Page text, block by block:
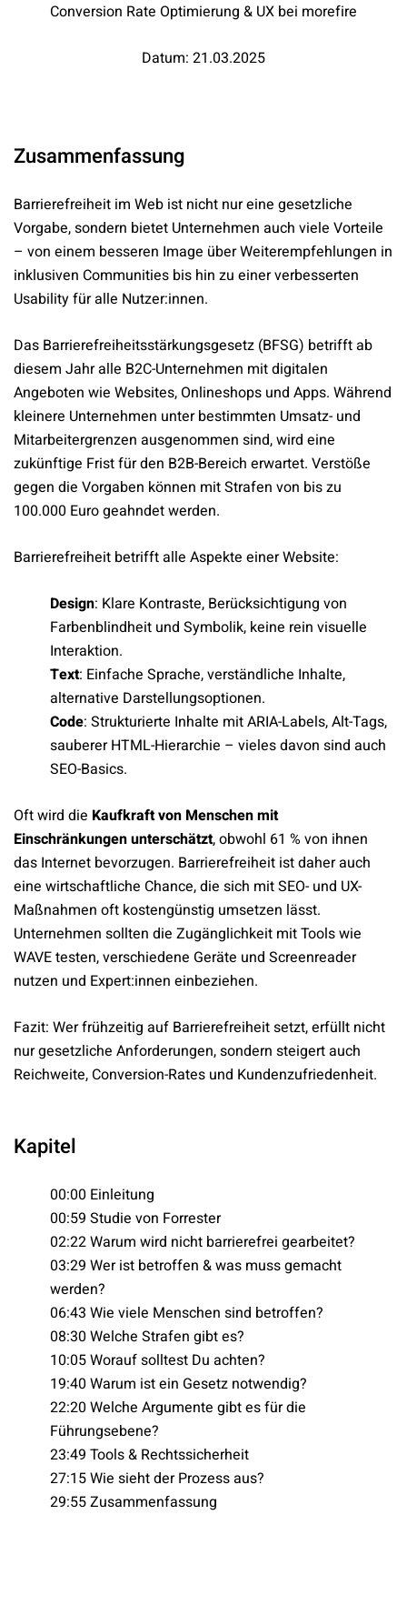
Conversion Rate Optimierung & UX bei morefire
Datum: 21.03.2025
Zusammenfassung
Barrierefreiheit im Web ist nicht nur eine gesetzliche
Vorgabe, sondern bietet Unternehmen auch viele Vorteile
– von einem besseren Image über Weiterempfehlungen in
inklusiven Communities bis hin zu einer verbesserten
Usability für alle Nutzer:innen.
Das Barrierefreiheitsstärkungsgesetz (BFSG) betrifft ab
diesem Jahr alle B2C-Unternehmen mit digitalen
Angeboten wie Websites, Onlineshops und Apps. Während
kleinere Unternehmen unter bestimmten Umsatz- und
Mitarbeitergrenzen ausgenommen sind, wird eine
zukünftige Frist für den B2B-Bereich erwartet. Verstöße
gegen die Vorgaben können mit Strafen von bis zu
100.000 Euro geahndet werden.
Barrierefreiheit betrifft alle Aspekte einer Website:
Design: Klare Kontraste, Berücksichtigung von
Farbenblindheit und Symbolik, keine rein visuelle
Interaktion.
Text: Einfache Sprache, verständliche Inhalte,
alternative Darstellungsoptionen.
Code: Strukturierte Inhalte mit ARIA-Labels, Alt-Tags,
sauberer HTML-Hierarchie – vieles davon sind auch
SEO-Basics.
Oft wird die Kaufkraft von Menschen mit
Einschränkungen unterschätzt, obwohl 61 % von ihnen
das Internet bevorzugen. Barrierefreiheit ist daher auch
eine wirtschaftliche Chance, die sich mit SEO- und UX-
Maßnahmen oft kostengünstig umsetzen lässt.
Unternehmen sollten die Zugänglichkeit mit Tools wie
WAVE testen, verschiedene Geräte und Screenreader
nutzen und Expert:innen einbeziehen.
Fazit: Wer frühzeitig auf Barrierefreiheit setzt, erfüllt nicht
nur gesetzliche Anforderungen, sondern steigert auch
Reichweite, Conversion-Rates und Kundenzufriedenheit.
Kapitel
00:00 Einleitung
00:59 Studie von Forrester
02:22 Warum wird nicht barrierefrei gearbeitet?
03:29 Wer ist betroffen & was muss gemacht
werden?
06:43 Wie viele Menschen sind betroffen?
08:30 Welche Strafen gibt es?
10:05 Worauf solltest Du achten?
19:40 Warum ist ein Gesetz notwendig?
22:20 Welche Argumente gibt es für die
Führungsebene?
23:49 Tools & Rechtssicherheit
27:15 Wie sieht der Prozess aus?
29:55 Zusammenfassung